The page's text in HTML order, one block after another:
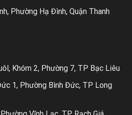
Phường Hạ Đình, Quận Thanh
Khóm 2, Phường 7, TP Bạc Liêu
1, Phường Bình Đức, TP Long